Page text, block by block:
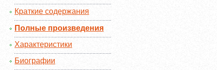
Краткие содержания
Полные произведения
Характеристики
Биографии